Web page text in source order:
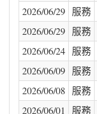
2026/06/29 服務
2026/06/29 服務
2026/06/24 服務
2026/06/09 服務
2026/06/08
服務
2026/06/01
服務